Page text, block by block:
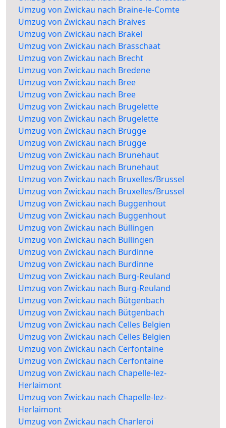
Umzug von Zwickau nach Braine-le-Comte
Umzug von Zwickau nach Braives
Umzug von Zwickau nach Brakel
Umzug von Zwickau nach Brasschaat
Umzug von Zwickau nach Brecht
Umzug von Zwickau nach Bredene
Umzug von Zwickau nach Bree
Umzug von Zwickau nach Bree
Umzug von Zwickau nach Brugelette
Umzug von Zwickau nach Brugelette
Umzug von Zwickau nach Brügge
Umzug von Zwickau nach Brügge
Umzug von Zwickau nach Brunehaut
Umzug von Zwickau nach Brunehaut
Umzug von Zwickau nach Bruxelles/Brussel
Umzug von Zwickau nach Bruxelles/Brussel
Umzug von Zwickau nach Buggenhout
Umzug von Zwickau nach Buggenhout
Umzug von Zwickau nach Büllingen
Umzug von Zwickau nach Büllingen
Umzug von Zwickau nach Burdinne
Umzug von Zwickau nach Burdinne
Umzug von Zwickau nach Burg-Reuland
Umzug von Zwickau nach Burg-Reuland
Umzug von Zwickau nach Bütgenbach
Umzug von Zwickau nach Bütgenbach
Umzug von Zwickau nach Celles Belgien
Umzug von Zwickau nach Celles Belgien
Umzug von Zwickau nach Cerfontaine
Umzug von Zwickau nach Cerfontaine
Umzug von Zwickau nach Chapelle-lez-
Herlaimont
Umzug von Zwickau nach Chapelle-lez-
Herlaimont
Umzug von Zwickau nach Charleroi